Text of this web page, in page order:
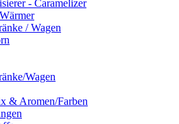
- Caramelizer
/ Wagen
Wagen
& Aromen/Farben